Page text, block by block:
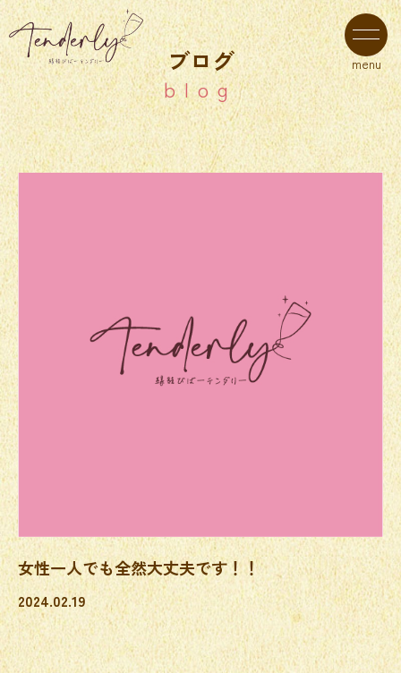
menu
ブログ
blog
女性一人でも全然大丈夫です！！
2024.02.19